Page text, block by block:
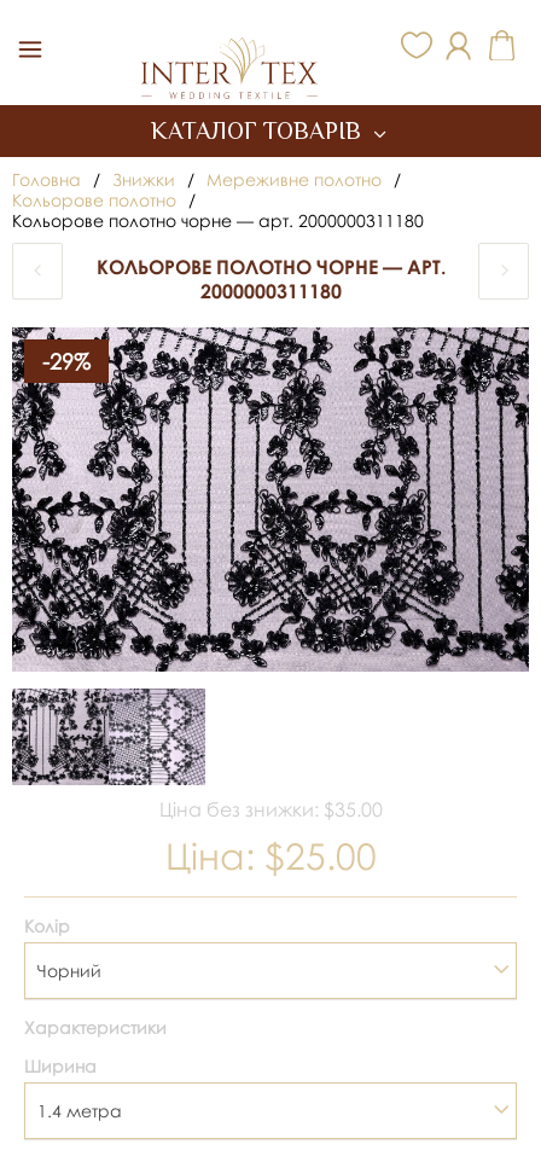
КАТАЛОГ ТОВАРІВ
Головна / Знижки / Мереживне полотно
/
Кольорове полотно
/
Кольорове полотно чорне — арт. 2000000311180
КОЛЬОРОВЕ ПОЛОТНО ЧОРНЕ — АРТ.
2000000311180
-29%
Ціна без знижки: $35.00
Ціна: $25.00
Колір
Чорний
Характеристики
Ширина
1.4 метра